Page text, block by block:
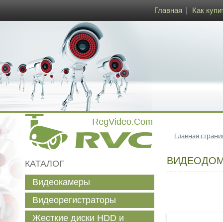
Главная Как
Главная
КАТАЛОГ
Видеокамеры
Видеорегистраторы
Жесткие диски HDD и